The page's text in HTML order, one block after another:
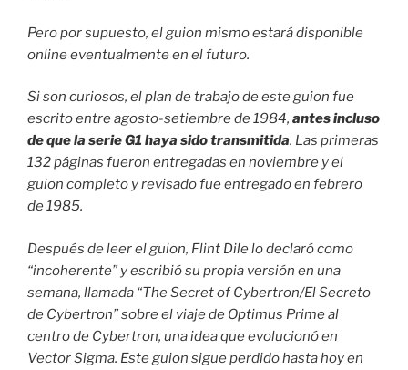
Pero por supuesto, el guion mismo estará disponible
online eventualmente en el futuro.
Si son curiosos, el plan de trabajo de este guion fue
escrito entre agosto-setiembre de 1984, antes incluso
de que la serie G1 haya sido transmitida. Las primeras
132 páginas fueron entregadas en noviembre y el
guion completo y revisado fue entregado en febrero
de 1985.
Después de leer el guion, Flint Dile lo declaró como
“incoherente” y escribió su propia versión en una
semana, llamada “The Secret of Cybertron/El Secreto
de Cybertron” sobre el viaje de Optimus Prime al
centro de Cybertron, una idea que evolucionó en
Vector Sigma. Este guion sigue perdido hasta hoy en